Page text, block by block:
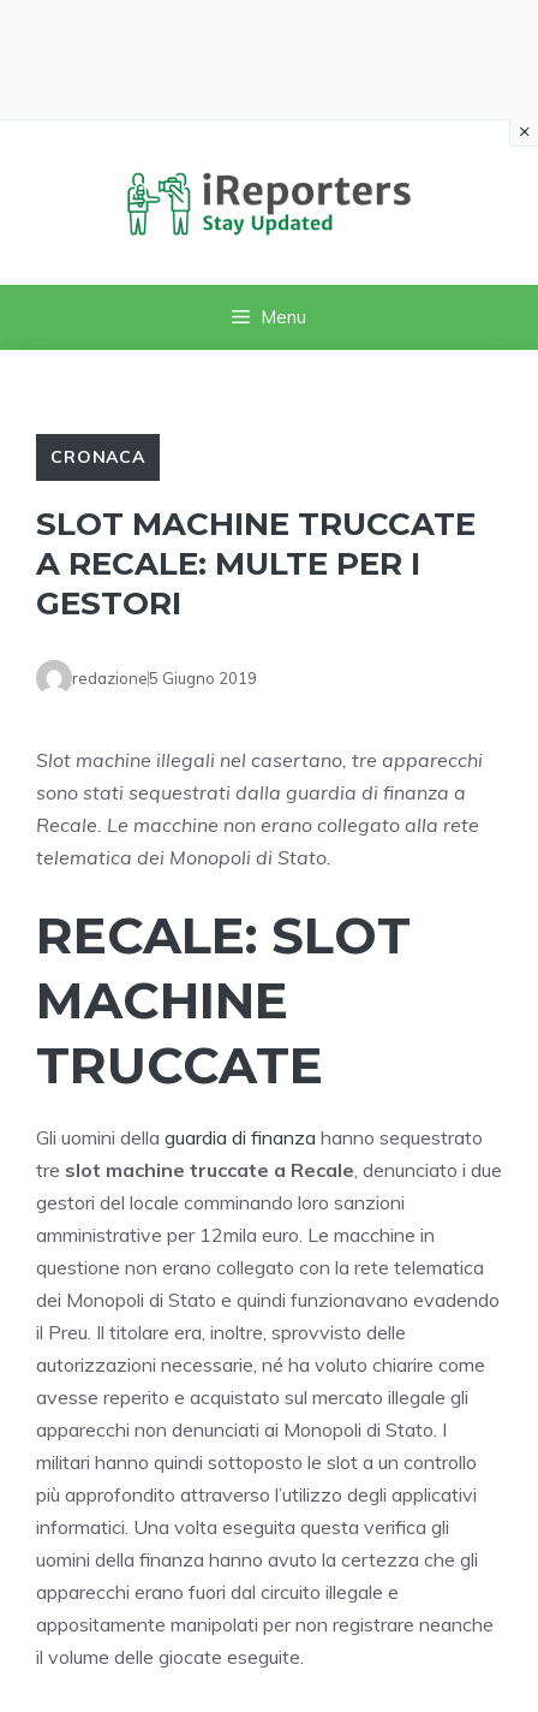
Menu
CRONACA
SLOT MACHINE TRUCCATE
A RECALE: MULTE PER I
GESTORI
redazione5 Giugno 2019
Slot machine illegali nel casertano, tre apparecchi
sono stati sequestrati dalla guardia di finanza a
Recale. Le macchine non erano collegato alla rete
telematica dei Monopoli di Stato.
RECALE: SLOT
MACHINE
TRUCCATE
Gli uomini della guardia di finanza hanno sequestrato
tre slot machine truccate a Recale, denunciato i due
gestori del locale comminando loro sanzioni
amministrative per 12mila euro. Le macchine in
questione non erano collegato con la rete telematica
dei Monopoli di Stato e quindi funzionavano evadendo
il Preu. Il titolare era, inoltre, sprovvisto delle
autorizzazioni necessarie, né ha voluto chiarire come
avesse reperito e acquistato sul mercato illegale gli
apparecchi non denunciati ai Monopoli di Stato. I
militari hanno quindi sottoposto le slot a un controllo
più approfondito attraverso l’utilizzo degli applicativi
informatici. Una volta eseguita questa verifica gli
uomini della finanza hanno avuto la certezza che gli
apparecchi erano fuori dal circuito illegale e
appositamente manipolati per non registrare neanche
il volume delle giocate eseguite.
×